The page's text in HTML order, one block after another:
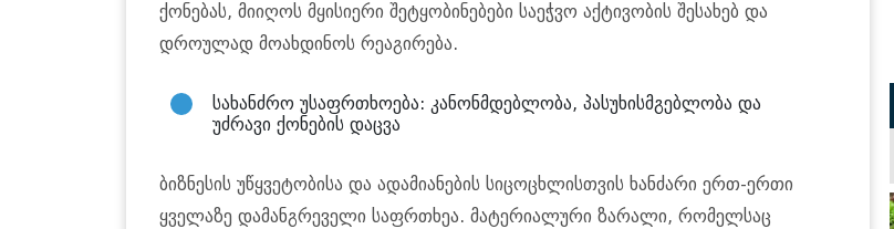
ქონებას, მიიღოს მყისიერი შეტყობინებები საეჭვო აქტივობის შესახებ და
დროულად მოახდინოს რეაგირება.
სახანძრო უსაფრთხოება: კანონმდებლობა, პასუხისმგებლობა და
უძრავი ქონების დაცვა
ბიზნესის უწყვეტობისა და ადამიანების სიცოცხლისთვის ხანძარი ერთ-ერთი
ყველაზე დამანგრეველი საფრთხეა. მატერიალური ზარალი, რომელსაც